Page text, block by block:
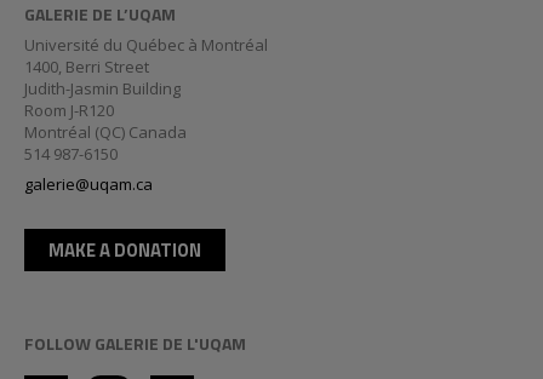
GALERIE DE L’UQAM
Université du Québec à Montréal
1400, Berri Street
Judith-Jasmin Building
Room J-R120
Montréal (QC) Canada
514 987-6150
galerie@uqam.ca
MAKE A DONATION
FOLLOW GALERIE DE L'UQAM